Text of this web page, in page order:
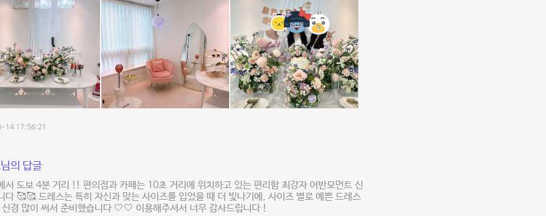
14 17:56:21
의 답글
서 도보 4분 거리 !! 편의점과 카페는 10초 거리에 위치하고 있는 편리함 최강자 어반모먼트 신
다 🥰🥰 드레스는 특히 자신과 맞는 사이즈를 입었을 때 더 빛나기에, 사이즈 별로 예쁜 드레스
경 많이 써서 준비했습니다 🤍🤍 이용해주셔서 너무 감사드립니다 !